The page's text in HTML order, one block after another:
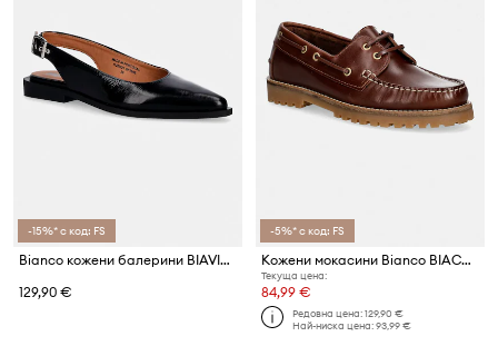
-15%* с код: FS
Bianco кожени балерини BIAVICTORIA
129,90 €
-5%* с код: FS
Кожени мокасини Bianco BIACAPRI
Текуща цена:
84,99 €
Редовна цена:129,90 €
Най-ниска цена:93,99 €